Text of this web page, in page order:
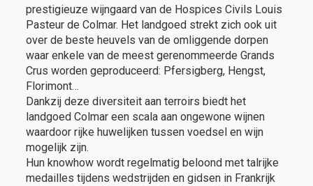
prestigieuze wijngaard van de Hospices Civils Louis
Pasteur de Colmar. Het landgoed strekt zich ook uit
over de beste heuvels van de omliggende dorpen
waar enkele van de meest gerenommeerde Grands
Crus worden geproduceerd: Pfersigberg, Hengst,
Florimont…
Dankzij deze diversiteit aan terroirs biedt het
landgoed Colmar een scala aan ongewone wijnen
waardoor rijke huwelijken tussen voedsel en wijn
mogelijk zijn.
Hun knowhow wordt regelmatig beloond met talrijke
medailles tijdens wedstrijden en gidsen in Frankrijk